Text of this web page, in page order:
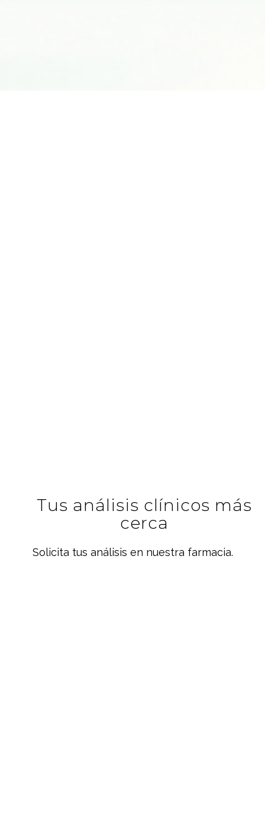
Tus análisis clínicos más
cerca
Solicita tus análisis en nuestra farmacia.